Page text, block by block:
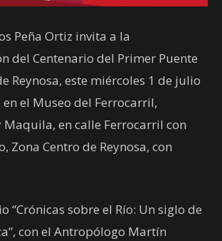
Peña Ortiz invita a la
del Centenario del Primer Puente
Reynosa, este miércoles 1 de julio
en el Museo del Ferrocarril,
Maquila, en calle Ferrocarril con
Zona Centro de Reynosa, con
“Crónicas sobre el Río: Un siglo de
con el Antropólogo Martín